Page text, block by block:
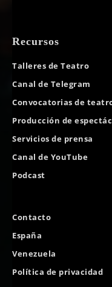
Recursos
Talleres de Teatro
Canal de Telegram
Convocatorias de
Producción de
Servicios de prensa
Canal de YouTube
Podcast
Contacto
España
Venezuela
Política de privacidad